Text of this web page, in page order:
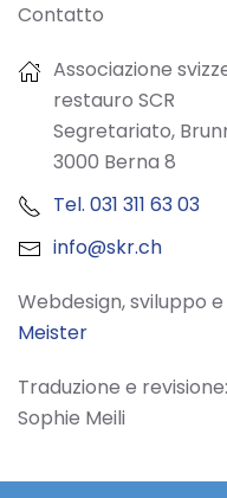
Contatto
Associazione
restauro SCR
Segretariato,
3000 Berna 8
Tel. 031 311 63 03
info@skr.ch
Webdesign, sviluppo
Meister
Traduzione e revisione:
Sophie Meili